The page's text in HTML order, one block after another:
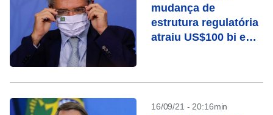
mudança de
estrutura regulatória
atraiu US$100 bi em
16/09/21 - 20:16min